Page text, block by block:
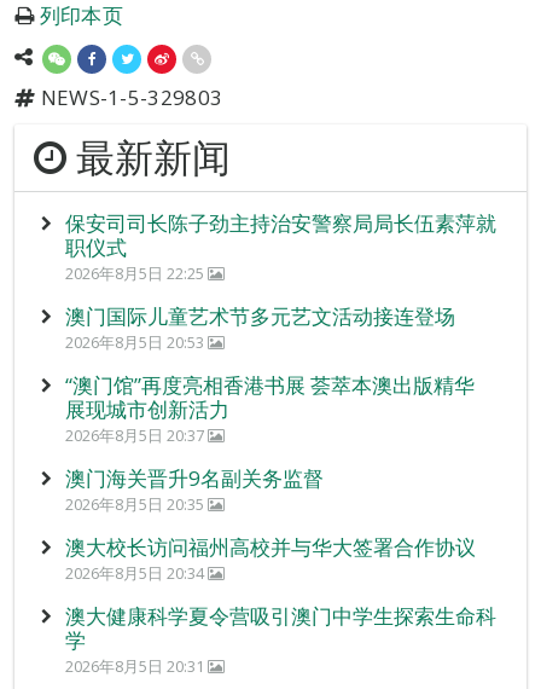
列印本页
NEWS-1-5-329803
最新新闻
保安司司长陈子劲主持治安警察局局长伍素萍就
职仪式
2026年8月5日 22:25
澳门国际儿童艺术节多元艺文活动接连登场
2026年8月5日 20:53
“澳门馆”再度亮相香港书展 荟萃本澳出版精华
展现城市创新活力
2026年8月5日 20:37
澳门海关晋升9名副关务监督
2026年8月5日 20:35
澳大校长访问福州高校并与华大签署合作协议
2026年8月5日 20:34
澳大健康科学夏令营吸引澳门中学生探索生命科
学
2026年8月5日 20:31